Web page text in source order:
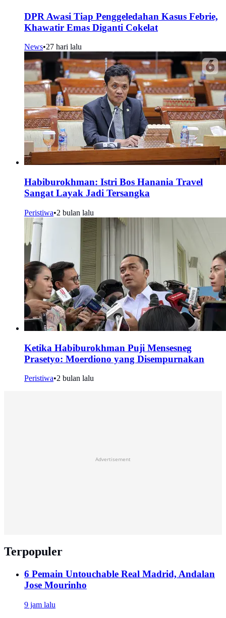
DPR Awasi Tiap Penggeledahan Kasus Febrie,
Khawatir Emas Diganti Cokelat
News•27 hari lalu
Habiburokhman: Istri Bos Hanania Travel
Sangat Layak Jadi Tersangka
Peristiwa•2 bulan lalu
Ketika Habiburokhman Puji Mensesneg
Prasetyo: Moerdiono yang Disempurnakan
Peristiwa•2 bulan lalu
Advertisement
Terpopuler
6 Pemain Untouchable Real Madrid, Andalan
Jose Mourinho
9 jam lalu